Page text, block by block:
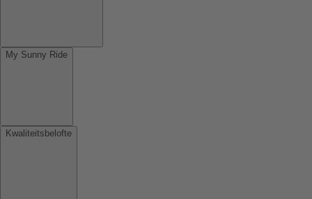
My Sunny Ride
Kwaliteitsbelofte